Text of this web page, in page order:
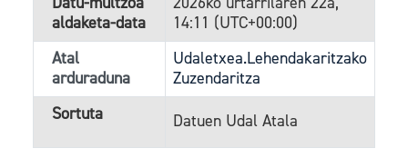
aldaketa-data
14:11 (UTC+00:00)
Atal
arduraduna
Udaletxea.Lehendakaritzako
Zuzendaritza
Sortuta
Datuen Udal Atala